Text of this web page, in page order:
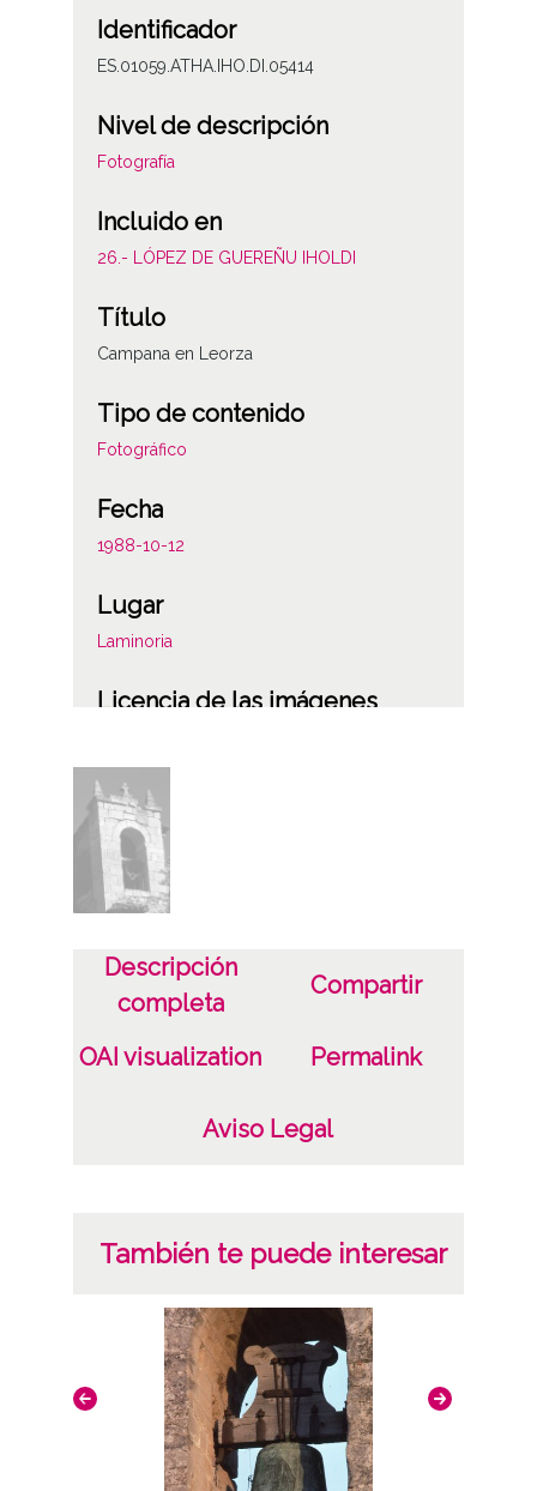
Identificador
ES.01059.ATHA.IHO.DI.05414
Nivel de descripción
Fotografía
Incluido en
26.- LÓPEZ DE GUEREÑU IHOLDI
Título
Campana en Leorza
Tipo de contenido
Fotográfico
Fecha
1988-10-12
Lugar
Laminoria
Licencia de las imágenes
Descripción
completa
Compartir
OAI visualization Permalink
Aviso Legal
También te puede interesar